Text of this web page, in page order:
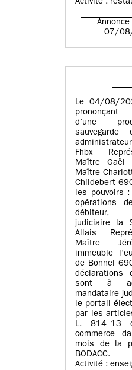
Activité :
07/
Le 04/08/
prononçant
d’une
sauvegarde
Fhbx
Maître Gaël
Maître
Childebert
les pouvoirs
opérations
débiteur,
judiciaire la
Allais
Maître
immeuble
de Bonnel
déclarations
sont à
mandataire
le portail
par les
L. 814–13
commerce
mois de la
BODACC.
Activité :